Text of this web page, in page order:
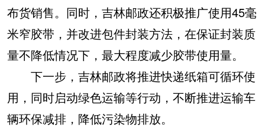
布货销售。同时，吉林邮政还积极推广使用45毫
米窄胶带，并改进包件封装方法，在保证封装质
量不降低情况下，最大程度减少胶带使用量。
下一步，吉林邮政将推进快递纸箱可循环使
用，同时启动绿色运输等行动，不断推进运输车
辆环保减排，降低污染物排放。